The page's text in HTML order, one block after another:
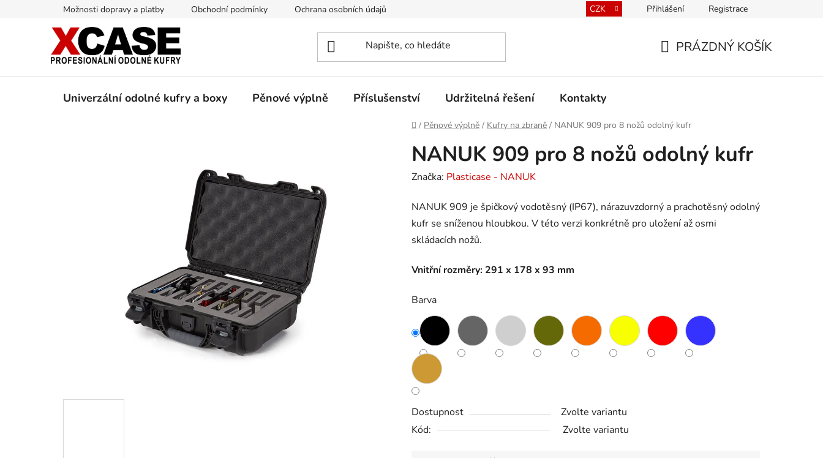
Možnosti dopravy a platby Obchodní podmínky Ochrana osobních údajů Prodávané značky Mapa serveru
CZK Přihlášení Registrace
PRÁZDNÝ KOŠÍK
Univerzální odolné kufry a boxy Pěnové výplně Příslušenství Udržitelná řešení Kontakty
Domů
/ Pěnové výplně / Kufry na zbraně / NANUK 909 pro 8 nožů odolný kufr
NANUK 909 pro 8 nožů odolný kufr
Značka: Plasticase - NANUK
NANUK 909 je špičkový vodotěsný (IP67), nárazuvzdorný a prachotěsný odolný
kufr se sníženou hloubkou. V této verzi konkrétně pro uložení až osmi
skládacích nožů.
Vnitřní rozměry: 291 x 178 x 93 mm
Barva
Dostupnost
Zvolte variantu
Kód:
Zvolte variantu